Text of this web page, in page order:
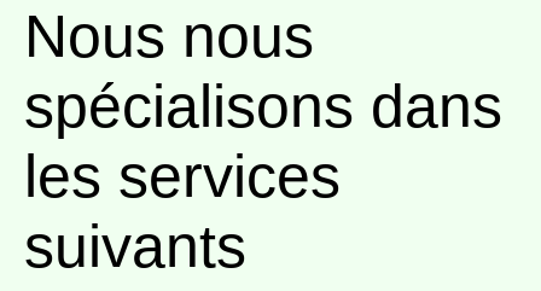
Nous nous
spécialisons dans
les services
suivants